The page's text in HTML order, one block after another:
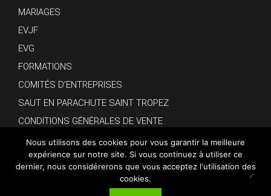
MARIAGES
EVJF
EVG
FORMATIONS
COMITÉS D’ENTREPRISES
SAUT EN PARACHUTE SAINT TROPEZ
CONDITIONS GÉNÉRALES DE VENTE
Nous utilisons des cookies pour vous garantir la meilleure
expérience sur notre site. Si vous continuez à utiliser ce
dernier, nous considérerons que vous acceptez l'utilisation des
cookies.